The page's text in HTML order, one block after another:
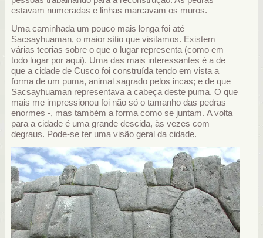
estavam numeradas e linhas marcavam os muros.
Uma caminhada um pouco mais longa foi até
Sacsayhuaman, o maior sítio que visitamos. Existem
várias teorias sobre o que o lugar representa (como em
todo lugar por aqui). Uma das mais interessantes é a de
que a cidade de Cusco foi construída tendo em vista a
forma de um puma, animal sagrado pelos incas; e de que
Sacsayhuaman representava a cabeça deste puma. O que
mais me impressionou foi não só o tamanho das pedras –
enormes -, mas também a forma como se juntam. A volta
para a cidade é uma grande descida, às vezes com
degraus. Pode-se ter uma visão geral da cidade.